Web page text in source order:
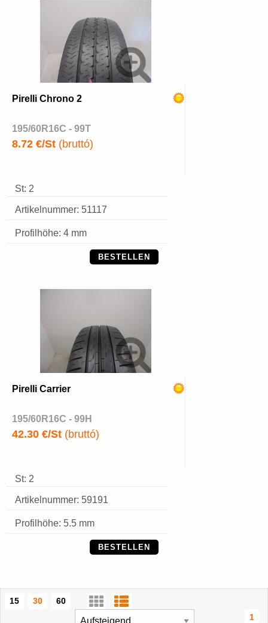
Pirelli Chrono 2
195/60R16C - 99T
8.72 €/St (bruttó)
St: 2
Artikelnummer: 51117
Profilhöhe: 4 mm
BESTELLEN
Pirelli Carrier
195/60R16C - 99H
42.30 €/St (bruttó)
St: 2
Artikelnummer: 59191
Profilhöhe: 5.5 mm
BESTELLEN
15 30
60
1